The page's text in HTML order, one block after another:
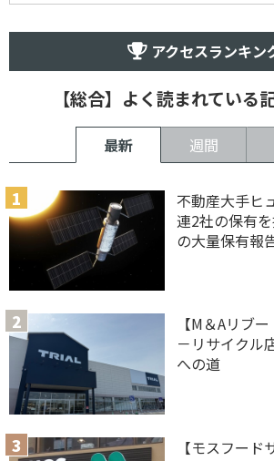
アクセスランキン
【総合】よく読まれている
最新 週間
不動産大手ヒ
連2社の保有
の大量保有報
【M＆Aリブ
－リサイクル
への道
【モスフード